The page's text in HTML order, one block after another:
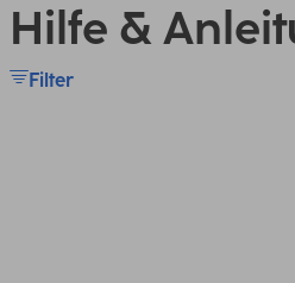
Hilfe &
Filter